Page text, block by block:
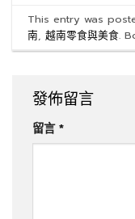
This entry was
南,越南零食與美食.
發佈留言
留言*